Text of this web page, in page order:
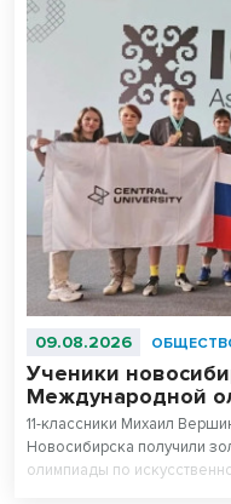
09.08.2026
Ученики
Международной
11-классники Михаил
Новосибирска получили
олимпиады по